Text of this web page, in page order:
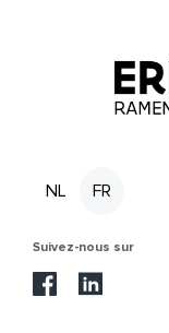
NL FR
Suivez-nous sur